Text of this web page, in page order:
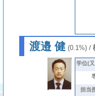
渡邉 健(0.1%)/
学位(
担当